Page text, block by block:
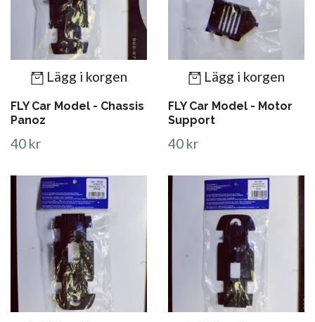
Lägg i korgen
FLY Car Model - Chassis
Panoz
40 kr
Lägg i korgen
FLY Car Model - Motor
Support
40 kr